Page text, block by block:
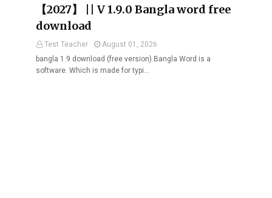
【2027】 || V 1.9.0 Bangla word free
download
Test Teacher
August 01, 2026
bangla 1.9 download (free version) Bangla Word is a
software. Which is made for typi…